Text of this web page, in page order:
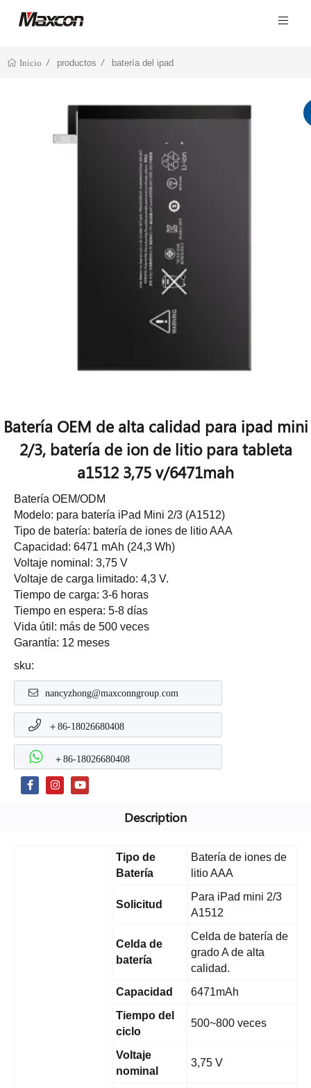
Inicio productos batería del ipad
Batería OEM de alta calidad para ipad mini
2/3, batería de ion de litio para tableta
a1512 3,75 v/6471mah
Batería OEM/ODM
Modelo: para batería iPad Mini 2/3 (A1512)
Tipo de batería: batería de iones de litio AAA
Capacidad: 6471 mAh (24,3 Wh)
Voltaje nominal: 3,75 V
Voltaje de carga limitado: 4,3 V.
Tiempo de carga: 3-6 horas
Tiempo en espera: 5-8 días
Vida útil: más de 500 veces
Garantía: 12 meses
sku:
nancyzhong@maxconngroup.com
＋86-18026680408
＋86-18026680408
Description
Tipo de
Batería
Batería de iones de
litio AAA
Solicitud
Para iPad mini 2/3
A1512
Celda de
batería
Celda de batería de
grado A de alta
calidad.
Capacidad
6471mAh
Tiempo del
ciclo
500~800 veces
Voltaje
nominal
3,75 V